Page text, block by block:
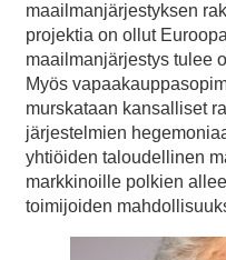
maailmanjärjestyksen
projektia on ollut
maailmanjärjestys tulee
Myös
murskataan kansalliset
järjestelmien
yhtiöiden taloudellinen
markkinoille polkien
toimijoiden